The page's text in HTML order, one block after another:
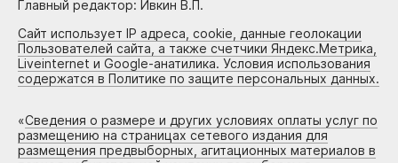
Главный редактор: Ивкин В.П.
Сайт использует IP адреса, cookie, данные геолокации
Пользователей сайта, а также счетчики Яндекс.Метрика,
Liveinternet и Google-анатилика. Условия использования
содержатся в Политике по защите персональных данных.
«Сведения о размере и других условиях оплаты услуг по
размещению на страницах сетевого издания для
размещения предвыборных, агитационных материалов в